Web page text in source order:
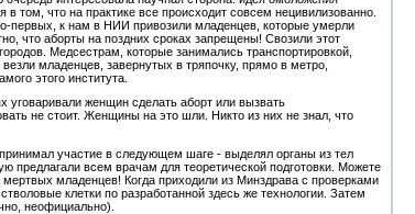
том, что на практике все происходит совсем нецивилизованно.
первых, к нам в НИИ привозили младенцев, которые умерли
что аборты на поздних сроках запрещены! Свозили этот
Медсестрам, которые занимались транспортировкой,
младенцев, завернутых в тряпочку, прямо в метро,
этого института.
уговаривали женщин сделать аборт или вызвать
не стоит. Женщины на это шли. Никто из них не знал, что
участие в следующем шаге - выделял органы из тел
предлагали всем врачам для теоретической подготовки. Можете
младенцев! Когда приходили из Минздрава с проверками
клетки по разработанной здесь же технологии. Затем
неофициально).